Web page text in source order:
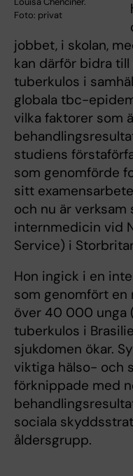
Foto: privat
jobbet, i skolan,
kan därför bidra
tuberkulos i
globala tbc-
vilka faktorer som
studiens
som genomförde
sitt
och nu är
internmedicin vid
Service) i
Hon ingick i en
som genomfört
över 40 000 unga
tuberkulos i
sjukdomen ökar.
viktiga hälso- och
förknippade med
sociala
åldersgrupp.